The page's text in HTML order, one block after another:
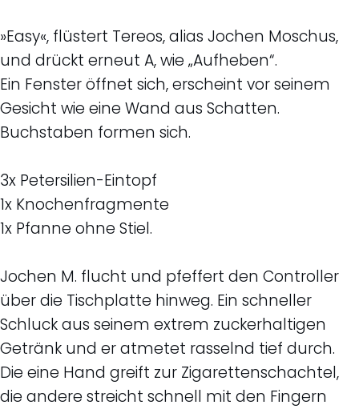
»Easy«, flüstert Tereos, alias Jochen Moschus,
und drückt erneut A, wie „Aufheben“.
Ein Fenster öffnet sich, erscheint vor seinem
Gesicht wie eine Wand aus Schatten.
Buchstaben formen sich.
3x Petersilien-Eintopf
1x Knochenfragmente
1x Pfanne ohne Stiel.
Jochen M. flucht und pfeffert den Controller
über die Tischplatte hinweg. Ein schneller
Schluck aus seinem extrem zuckerhaltigen
Getränk und er atmetet rasselnd tief durch.
Die eine Hand greift zur Zigarettenschachtel,
die andere streicht schnell mit den Fingern